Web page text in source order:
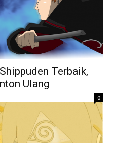
Terbaik,
Ulang
0